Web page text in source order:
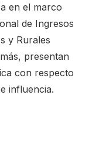
en el marco
de Ingresos
y Rurales
presentan
con respecto
influencia.